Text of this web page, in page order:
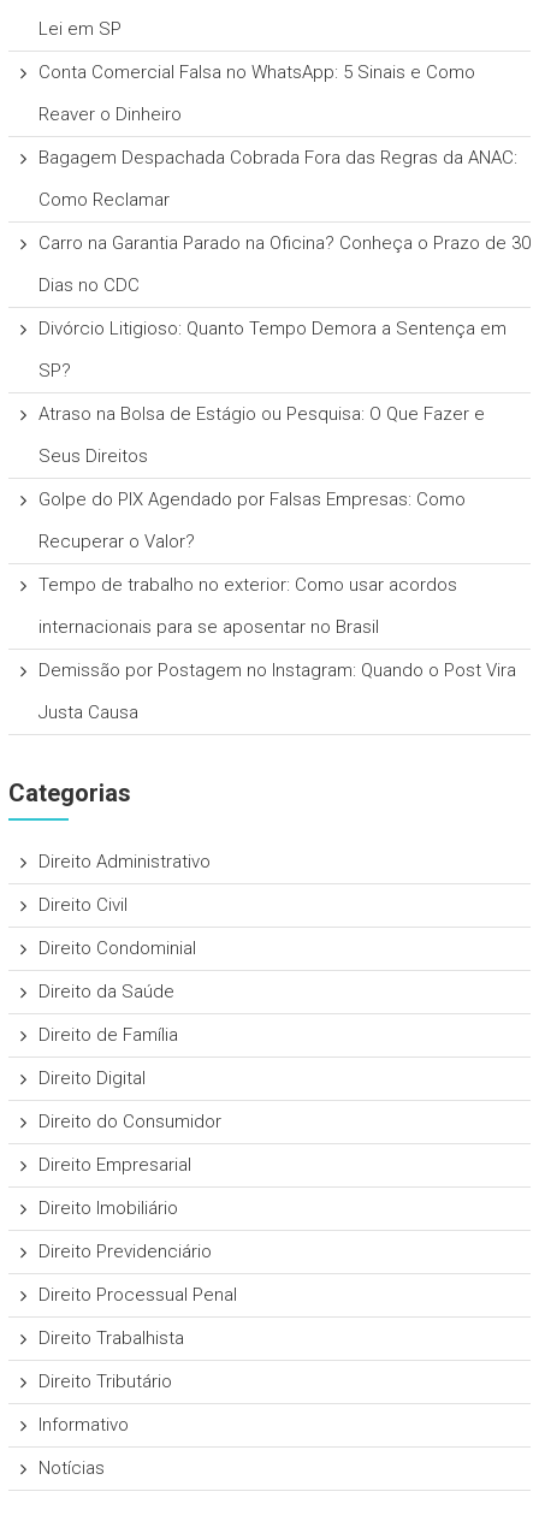
Lei em SP
Conta Comercial Falsa no WhatsApp: 5 Sinais e Como
Reaver o Dinheiro
Bagagem Despachada Cobrada Fora das Regras da ANAC:
Como Reclamar
Carro na Garantia Parado na Oficina? Conheça o Prazo de 30
Dias no CDC
Divórcio Litigioso: Quanto Tempo Demora a Sentença em
SP?
Atraso na Bolsa de Estágio ou Pesquisa: O Que Fazer e
Seus Direitos
Golpe do PIX Agendado por Falsas Empresas: Como
Recuperar o Valor?
Tempo de trabalho no exterior: Como usar acordos
internacionais para se aposentar no Brasil
Demissão por Postagem no Instagram: Quando o Post Vira
Justa Causa
Categorias
Direito Administrativo
Direito Civil
Direito Condominial
Direito da Saúde
Direito de Família
Direito Digital
Direito do Consumidor
Direito Empresarial
Direito Imobiliário
Direito Previdenciário
Direito Processual Penal
Direito Trabalhista
Direito Tributário
Informativo
Notícias